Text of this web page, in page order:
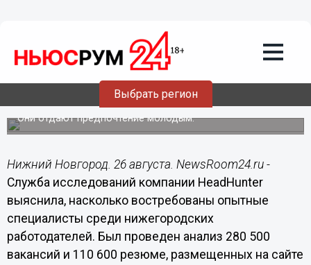
Выбрать регион
26.08.201608:27
Нижегородские работодатели не ищут
опытных соискателей
Они отдают предпочтение молодым.
Нижний Новгород. 26 августа. NewsRoom24.ru -
Служба исследований компании HeadHunter
выяснила, насколько востребованы опытные
специалисты среди нижегородских
работодателей. Был проведен анализ 280 500
вакансий и 110 600 резюме, размещенных на сайте